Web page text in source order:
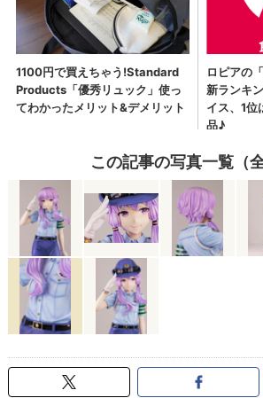
この記事の写真一覧（全